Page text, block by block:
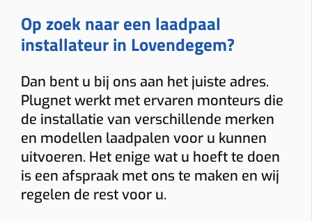
Op zoek naar een laadpaal
installateur in Lovendegem?
Dan bent u bij ons aan het juiste adres.
Plugnet werkt met ervaren monteurs die
de installatie van verschillende merken
en modellen laadpalen voor u kunnen
uitvoeren. Het enige wat u hoeft te doen
is een afspraak met ons te maken en wij
regelen de rest voor u.